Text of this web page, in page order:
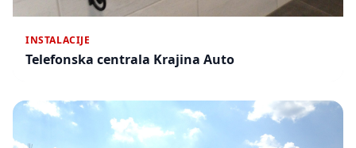
INSTALACIJE
Telefonska centrala Krajina Auto